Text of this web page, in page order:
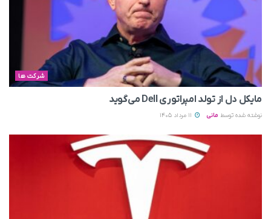
شرکت ها
مایکل دل از تولد امپراتوری Dell می‌گوید
نوشته شده توسط مانی